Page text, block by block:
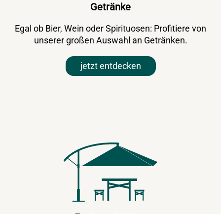
Getränke
Egal ob Bier, Wein oder Spirituosen: Profitiere von
unserer großen Auswahl an Getränken.
jetzt entdecken